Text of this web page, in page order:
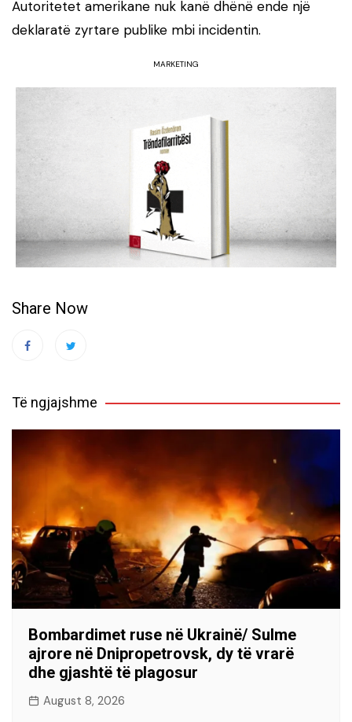
Autoritetet amerikane nuk kanë dhënë ende një
deklaratë zyrtare publike mbi incidentin.
MARKETING
Share Now
Të ngjajshme
Bombardimet ruse në Ukrainë/ Sulme
ajrore në Dnipropetrovsk, dy të vrarë
dhe gjashtë të plagosur
August 8, 2026